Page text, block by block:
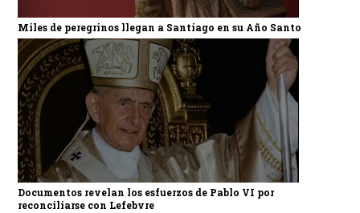
Miles de peregrinos llegan a Santiago en su Año Santo
Documentos revelan los esfuerzos de Pablo VI por
reconciliarse con Lefebvre